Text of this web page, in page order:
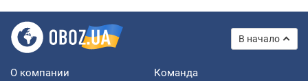
В начало
О компании Команда